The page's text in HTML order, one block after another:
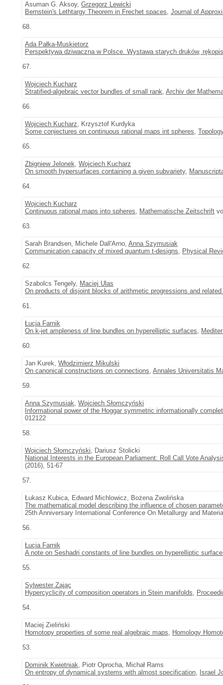
Asuman G. Aksoy, Grzegorz Lewicki
Bernstein's Lethtargy Theorem in Frechet spaces, Journal of
68.
Ada Pałka-Muskietorz
Perspektywa dziwaczna w Polsce. Wystawa starych druków,
67.
Wojciech Kucharz
Stratified-algebraic vector bundles of small rank, Archiv der
66.
Wojciech Kucharz, Krzysztof Kurdyka
Some conjectures on continuous rational maps int spheres,
65.
Zbigniew Jelonek, Wojciech Kucharz
On smooth hypersurfaces containing a given subvariety,
64.
Wojciech Kucharz
Continuous rational maps into spheres, Mathematische Zeitschrift
63.
Sarah Brandsen, Michele Dall'Arno, Anna Szymusiak
Communication capacity of mixed quantum t-designs, Physical
62.
Szabolcs Tengely, Maciej Ulas
On products of disjoint blocks of arithmetic progressions and related
61.
Łucja Farnik
On k-jet ampleness of line bundles on hyperelliptic surfaces,
60.
Jan Kurek, Włodzimierz Mikulski
On canonical constructions on connections, Annales Universitatis
59.
Anna Szymusiak, Wojciech Słomczyński
Informational power of the Hoggar symmetric informationally
012122
58.
Wojciech Słomczyński, Dariusz Stolicki
National Interests in the European Parliament: Roll Call Vote
(2016), 51-67
57.
Łukasz Kubica, Edward Michlowicz, Bożena Zwolińska
The mathematical model describing the influence of chosen
25th Anniversary International Conference On Metallurgy and
56.
Łucja Farnik
A note on Seshadri constants of line bundles on hyperelliptic
55.
Sylwester Zając
Hypercyclicity of composition operators in Stein manifolds,
54.
Maciej Zieliński
Homotopy properties of some real algebraic maps, Homology
53.
Dominik Kwietniak, Piotr Oprocha, Michał Rams
On entropy of dynamical systems with almost specification, Israel